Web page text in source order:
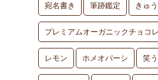
宛名書き 筆跡鑑定 きゅ
プレミアムオーガニックチョコ
レモン ホメオパーシ 笑う